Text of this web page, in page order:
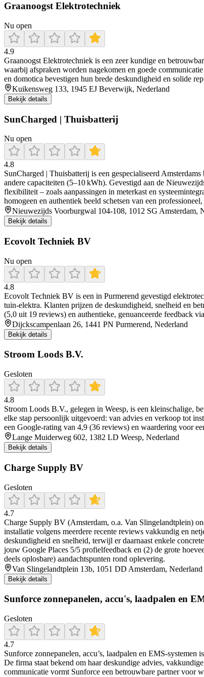
Graanoogst Elektrotechniek
Nu open
4.9
Graanoogst Elektrotechniek is een zeer kundige en
waarbij afspraken worden nagekomen en goede
en domotica bevestigen hun brede deskundigheid en solide
Kuikensweg 133, 1945 EJ Beverwijk, Nederland
Bekijk details
SunCharged | Thuisbatterij
Nu open
4.8
SunCharged | Thuisbatterij is een gespecialiseerd
andere capaciteiten (5–10 kWh). Gevestigd aan de
flexibiliteit – zoals aanpassingen in meterkast en
homogeen en authentiek beeld schetsen van een
Nieuwezijds Voorburgwal 104-108, 1012 SG Amsterdam,
Bekijk details
Ecovolt Techniek BV
Nu open
4.8
Ecovolt Techniek BV is een in Purmerend gevestigd
tuin‑elektra. Klanten prijzen de deskundigheid, snelheid en
(5,0 uit 19 reviews) en authentieke, genuanceerde feedback
Dijckscampenlaan 26, 1441 PN Purmerend, Nederland
Bekijk details
Stroom Loods B.V.
Gesloten
4.8
Stroom Loods B.V., gelegen in Weesp, is een kleinschalige,
elke stap persoonlijk uitgevoerd: van advies en verkoop tot
een Google-rating van 4,9 (36 reviews) en waardering voor
Lange Muiderweg 602, 1382 LD Weesp, Nederland
Bekijk details
Charge Supply BV
Gesloten
4.7
Charge Supply BV (Amsterdam, o.a. Van Slingelandtplein)
installatie volgens meerdere recente reviews vakkundig en
deskundigheid en snelheid, terwijl er daarnaast enkele
jouw Google Places 5/5 profielfeedback en (2) de grote
deels oplosbare) aandachtspunten rond oplevering.
Van Slingelandtplein 13b, 1051 DD Amsterdam, Nederland
Bekijk details
Sunforce zonnepanelen, accu's, laadpalen en
Gesloten
4.7
Sunforce zonnepanelen, accu’s, laadpalen en EMS-
De firma staat bekend om haar deskundige advies,
communicatie vormt Sunforce een betrouwbare partner voor